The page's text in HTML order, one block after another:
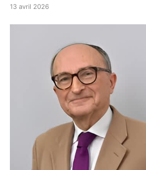
13 avril 2026